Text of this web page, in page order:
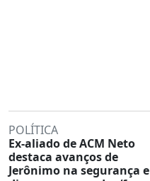
POLÍTICA
Ex-aliado de ACM Neto
destaca avanços de
Jerônimo na segurança e